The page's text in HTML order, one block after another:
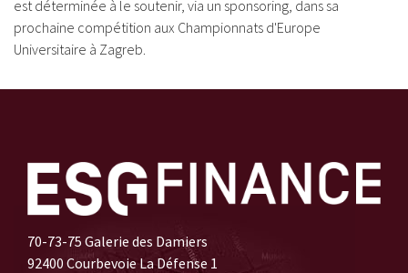
est déterminée à le soutenir, via un sponsoring, dans sa
prochaine compétition aux Championnats d'Europe
Universitaire à Zagreb.
70-73-75 Galerie des Damiers
92400 Courbevoie La Défense 1